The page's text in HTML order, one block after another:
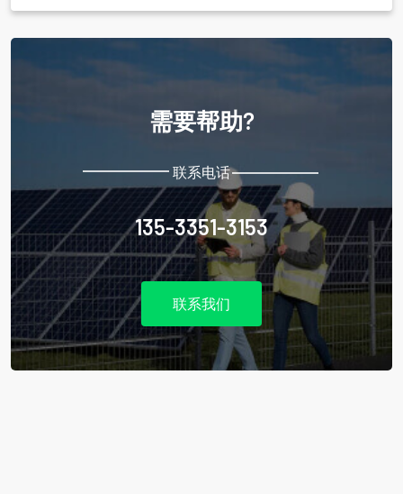
需要帮助?
联系电话
135-3351-3153
联系我们